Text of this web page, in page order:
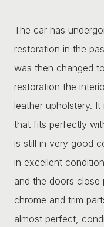
The car has
restoration in the
was then changed
restoration the
leather upholstery.
that fits perfectly
is still in very good
in excellent
and the doors close
chrome and trim
almost perfect,